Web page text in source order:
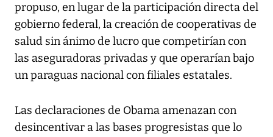
propuso, en lugar de la participación directa del
gobierno federal, la creación de cooperativas de
salud sin ánimo de lucro que competirían con
las aseguradoras privadas y que operarían bajo
un paraguas nacional con filiales estatales.
Las declaraciones de Obama amenazan con
desincentivar a las bases progresistas que lo